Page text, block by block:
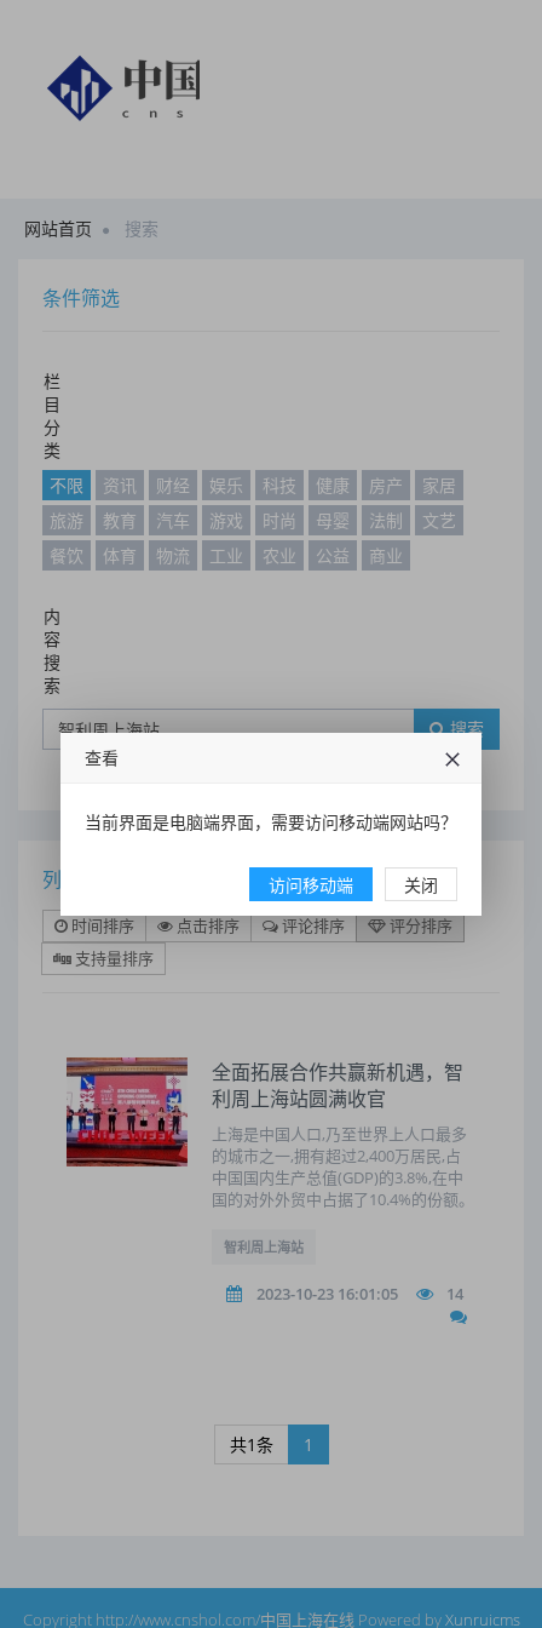
网站首页 搜索
条件筛选
栏
目
分
类
不限
资讯 财经 娱乐 科技 健康 房产
家居
旅游
教育 汽车 游戏 时尚 母婴 法制
文艺
餐饮
体育 物流 工业 农业 公益 商业
内
容
搜
索
搜索
列表
时间排序 点击排序 评论排序
评分排序
支持量排序
全面拓展合作共赢新机遇，智
利周上海站圆满收官
上海是中国人口,乃至世界上人口最多
的城市之一,拥有超过2,400万居民,占
中国国内生产总值(GDP)的3.8%,在中
国的对外外贸中占据了10.4%的份额。
智利周上海站
2023-10-23 16:01:05 14
共1条 1
Copyright http://www.cnshol.com/中国上海在线 Powered byXunruicms
查看
当前界面是电脑端界面，需要访问移动端网站吗？
访问移动端 关闭